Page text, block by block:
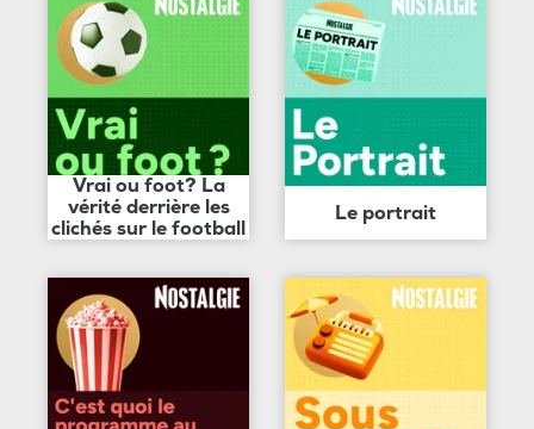
Vrai ou foot? La
vérité derrière les
clichés sur le football
Le portrait